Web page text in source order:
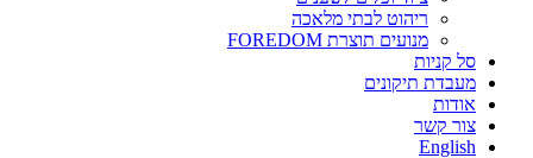
ריהוט לבתי מלאכה
מנועים תוצרת FOREDOM
סל קניות
מעבדת תיקונים
אודות
צור קשר
English